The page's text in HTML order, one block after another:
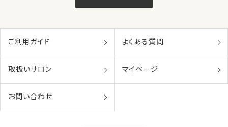
ご利用ガイド よくある質問
取扱いサロン マイページ
お問い合わせ